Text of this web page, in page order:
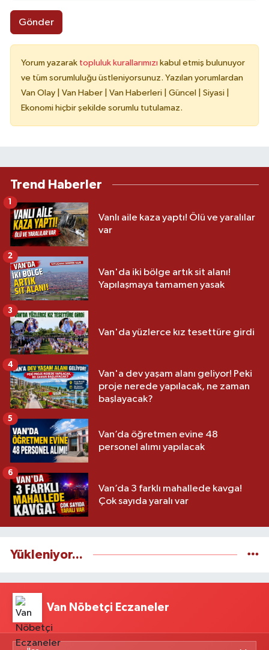
Gönder
Yorum yazarak topluluk kurallarımızı kabul etmiş bulunuyor
ve tüm sorumluluğu üstleniyorsunuz. Yazılan yorumlardan
Van Olay | Van Haber | Van Haberleri | Güncel | Siyasi |
Ekonomi hiçbir şekilde sorumlu tutulamaz.
Trend Haberler
Vanlı aile kaza yaptı! Ölü ve yaralılar
var
1
Van'da iki bölge artık sit alanı!
Yapılaşmaya tamamen yasak
2
Van'da yüzlerce kız tesettüre girdi
3
Van'a dev yaşam alanı geliyor! Peki
proje nerede yapılacak, ne zaman
başlayacak?
4
Van’da öğretmen evine 48
personel alımı yapılacak
5
Van’da 3 farklı mahallede kavga!
Çok sayıda yaralı var
6
Yükleniyor...
Van Nöbetçi Eczaneler